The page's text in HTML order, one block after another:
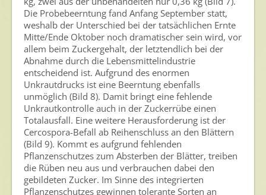
Die Probebeerntung fand Anfang September statt,
weshalb der Unterschied bei der tatsächlichen Ernte
Mitte/Ende Oktober noch dramatischer sein wird, vor
allem beim Zuckergehalt, der letztendlich bei der
Abnahme durch die Lebensmittelindustrie
entscheidend ist. Aufgrund des enormen
Unkrautdrucks ist eine Beerntung ebenfalls
unmöglich (Bild 8). Damit bringt eine fehlende
Unkrautkontrolle auch in der Zuckerrübe einen
Totalausfall. Eine weitere Herausforderung ist der
Cercospora-Befall ab Reihenschluss an den Blättern
(Bild 9). Kommt es aufgrund fehlenden
Pflanzenschutzes zum Absterben der Blätter, treiben
die Rüben neu aus und verbrauchen dabei den
gebildeten Zucker. Im Sinne des integrierten
Pflanzenschutzes gewinnen tolerante Sorten an